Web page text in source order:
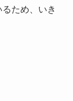
ため、いき